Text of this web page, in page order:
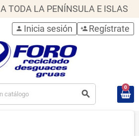
A TODA LA PENÍNSULA E ISLAS
search
person Inicia sesión person_add Regístrate
0